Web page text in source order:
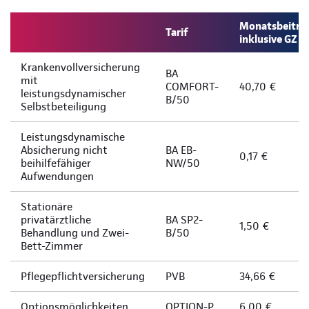
Tarif
inklusive GZ
Krankenvollversicherung
mit
leistungsdynamischer
Selbstbeteiligung
BA
COMFORT-
B/50
40,70 €
Leistungsdynamische
Absicherung nicht
beihilfefähiger
Aufwendungen
BA EB-
NW/50
0,17 €
Stationäre
privatärztliche
Behandlung und Zwei-
Bett-Zimmer
BA SP2-
B/50
1,50 €
Pflegepflichtversicherung PVB 34,66 €